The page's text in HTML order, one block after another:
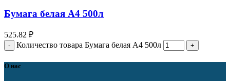
Бумага белая А4 500л
525.82 ₽
Количество товара Бумага белая А4 500л
О нас